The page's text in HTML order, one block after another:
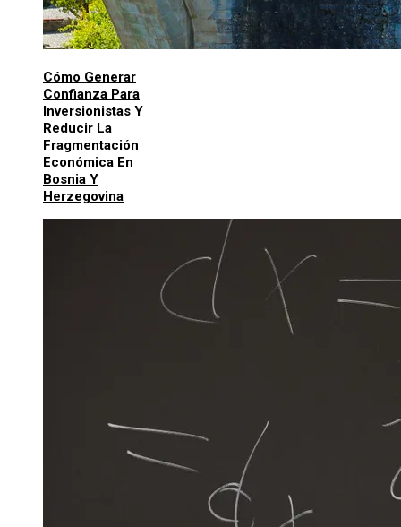
Cómo Generar
Confianza Para
Inversionistas Y
Reducir La
Fragmentación
Económica En
Bosnia Y
Herzegovina